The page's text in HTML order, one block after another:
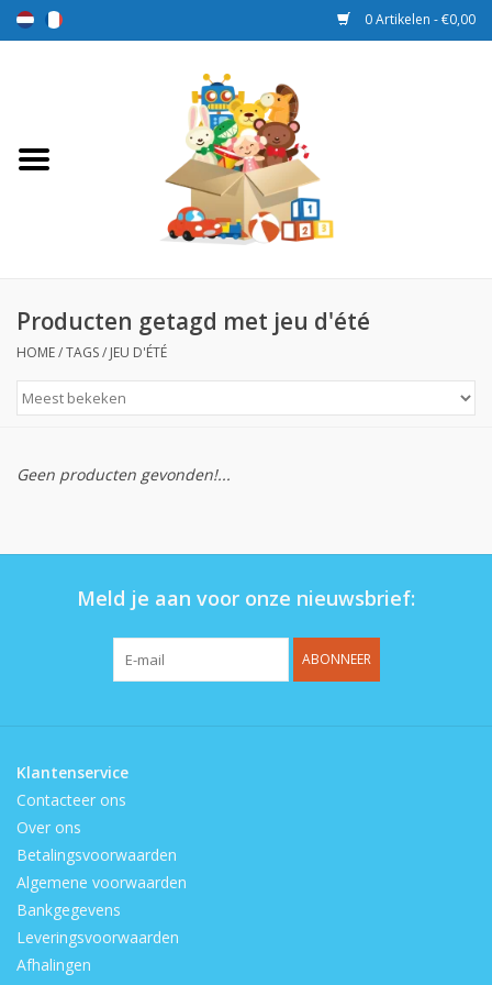
0 Artikelen - €0,00
Speelgoed
Beloningsdozen
Nieuw
Prijs
Producten getagd met jeu d'été
HOME/TAGS/ JEU D'ÉTÉ
Geen producten gevonden!...
Meld je aan voor onze nieuwsbrief:
ABONNEER
Klantenservice
Contacteer ons
Over ons
Betalingsvoorwaarden
Algemene voorwaarden
Bankgegevens
Leveringsvoorwaarden
Afhalingen